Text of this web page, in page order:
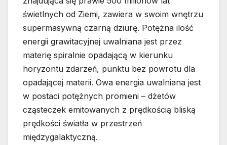
świetlnych od Ziemi, zawiera w swoim wnętrzu
supermasywną czarną dziurę. Potężna ilość
energii grawitacyjnej uwalniana jest przez
materię spiralnie opadającą w kierunku
horyzontu zdarzeń, punktu bez powrotu dla
opadającej materii. Owa energia uwalniana jest
w postaci potężnych promieni – dżetów
cząsteczek emitowanych z prędkością bliską
prędkości światła w przestrzeń
międzygalaktyczną.